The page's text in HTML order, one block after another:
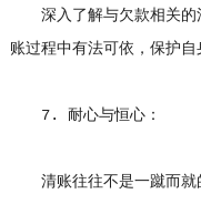
深入了解与欠款相关的
账过程中有法可依，保护自
7. 耐心与恒心：
清账往往不是一蹴而就